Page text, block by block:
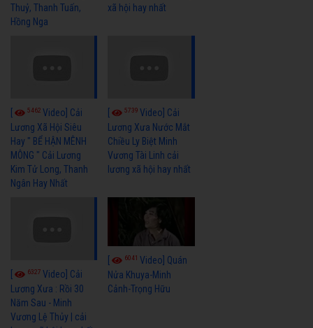
Thuỷ, Thanh Tuấn,
Hồng Nga
xã hội hay nhất
5462 Video] Cải
Lương Xã Hội Siêu
Hay " BỂ HẬN MÊNH
MÔNG " Cải Lương
Kim Tử Long, Thanh
Ngân Hay Nhất
5739Video] Cải
Lương Xưa Nước Mắt
Chiều Ly Biệt Minh
Vương Tài Linh cải
lương xã hội hay nhất
6327 Video] Cải
Lương Xưa : Rồi 30
Năm Sau - Minh
Vương Lệ Thủy | cải
6041Video] Quán
Nửa Khuya-Minh
Cảnh-Trọng Hữu